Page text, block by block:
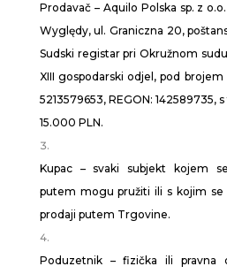
Prodavač – Aquilo Polska sp. z
Wyględy, ul. Graniczna 20,
Sudski registar pri Okružnom
XIII gospodarski odjel, pod
5213579653, REGON:
15.000 PLN.
Kupac – svaki subjekt kojem
putem mogu pružiti ili s kojim se
prodaji putem Trgovine.
Poduzetnik – fizička ili pravna